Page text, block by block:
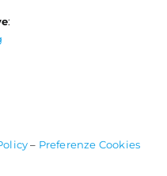
:
– Preferenze Cookies